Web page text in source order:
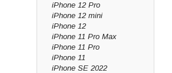
iPhone 12 Pro
iPhone 12 mini
iPhone 12
iPhone 11 Pro Max
iPhone 11 Pro
iPhone 11
iPhone SE 2022